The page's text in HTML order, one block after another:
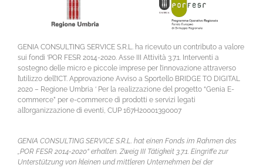
GENIA CONSULTING SERVICE S.R.L. ha ricevuto un contributo a valore
sui fondi ‘POR FESR 2014-2020. Asse III Attività 3.7.1. Interventi a
sostegno delle micro e piccole imprese per l’innovazione attraverso
l’utilizzo dell’ICT. Approvazione Avviso a Sportello BRIDGE TO DIGITAL
2020 – Regione Umbria ‘ Per la realizzazione del progetto “Genia E-
commerce” per e-commerce di prodotti e servizi legati
all’organizzazione di eventi, CUP 167H20001390007
GENIA CONSULTING SERVICE S.R.L. hat einen Fonds im Rahmen des
„POR FESR 2014-2020“ erhalten. Zweig III Tätigkeit 3.7.1. Eingriffe zur
Unterstützung von kleinen und mittleren Unternehmen bei der